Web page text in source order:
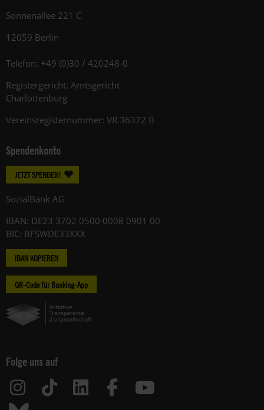
Sonnenallee 221 C
12059 Berlin
Telefon: +49 (0)30 / 420248-0
Registergericht: Amtsgericht
Charlottenburg
Vereinsregisternummer: VR 36372 B
Spendenkonto
JETZT SPENDEN!
SozialBank AG
IBAN: DE23 3702 0500 0008 0901 00
BIC: BFSWDE33XXX
IBAN KOPIEREN
QR-Code für Banking-App
Folge uns auf